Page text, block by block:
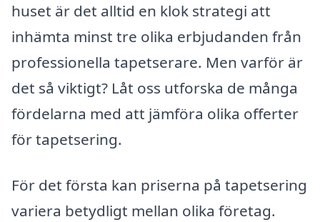
huset är det alltid en klok strategi att
inhämta minst tre olika erbjudanden från
professionella tapetserare. Men varför är
det så viktigt? Låt oss utforska de många
fördelarna med att jämföra olika offerter
för tapetsering.
För det första kan priserna på tapetsering
variera betydligt mellan olika företag.